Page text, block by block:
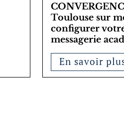
Toulouse sur
configurer
messagerie
En savoir